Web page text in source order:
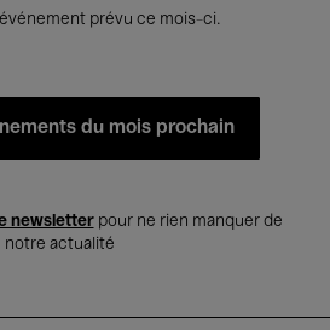
prévu ce mois-ci.
du mois prochain
newsletterpour ne rien manquer de
notre actualité